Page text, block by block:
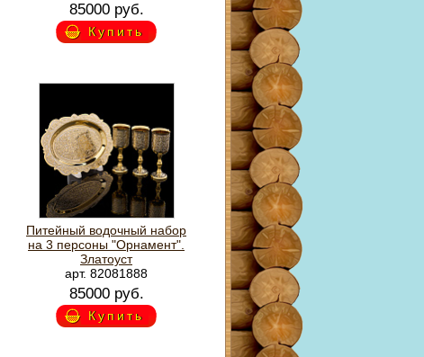
85000 руб.
Купить
Питейный водочный набор
на 3 персоны "Орнамент".
Златоуст
арт. 82081888
85000 руб.
Купить